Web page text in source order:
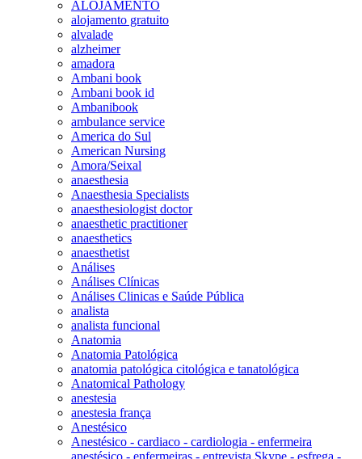
ALOJAMENTO
alojamento gratuito
alvalade
alzheimer
amadora
Ambani book
Ambani book id
Ambanibook
ambulance service
America do Sul
American Nursing
Amora/Seixal
anaesthesia
Anaesthesia Specialists
anaesthesiologist doctor
anaesthetic practitioner
anaesthetics
anaesthetist
Análises
Análises Clínicas
Análises Clinicas e Saúde Pública
analista
analista funcional
Anatomia
Anatomia Patológica
anatomia patológica citológica e tanatológica
Anatomical Pathology
anestesia
anestesia frança
Anestésico
Anestésico - cardiaco - cardiologia - enfermeira
anestésico - enfermeiras - entrevista Skype - esfrega -